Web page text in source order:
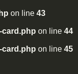
on line 43
card.php on line 44
card.php on line 45